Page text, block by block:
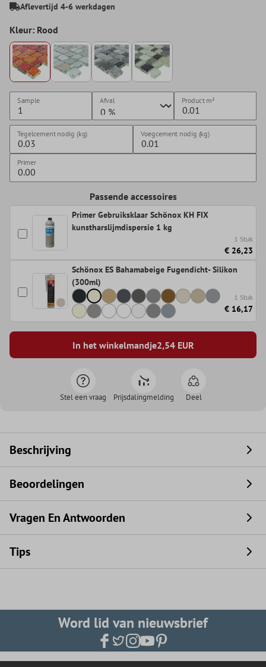
Aflevertijd 4-6 werkdagen
Kleur: Rood
Sample Afval Productm²
Tegelcement nodig (kg) Voegcement nodig (kg)
Primer
Passende accessoires
Primer Gebruiksklaar Schönox KH FIX
kunstharslijmdispersie 1 kg
1 Stuk
€ 26,23
Schönox ES Bahamabeige Fugendicht- Silikon
(300ml)
1 Stuk
€ 16,17
In het winkelmandje2,54EUR
Stel een vraag Prijsdalingmelding Deel
Beschrijving
Beoordelingen
Vragen En Antwoorden
Tips
Word lid van nieuwsbrief